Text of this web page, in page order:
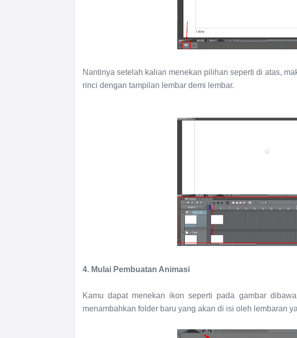
Nantinya setelah kalian menekan pilihan seperti di atas,
rinci dengan tampilan lembar demi lembar.
4. Mulai Pembuatan Animasi
Kamu dapat menekan ikon seperti pada gambar
menambahkan folder baru yang akan di isi oleh lembaran